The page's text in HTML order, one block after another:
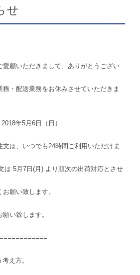
せ
愛顧いただきまして、ありがとうござい
・配送業務をお休みさせていただきま
年5月6日（日）
は、いつでも24時間ご利用いただけま
は 5月7日(月) より順次の出荷対応とさせ
願い致します。
い致します。
え方。